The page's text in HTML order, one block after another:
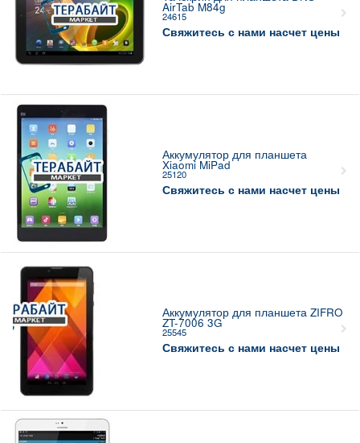
AirTab M84g
24615
Свяжитесь с нами насчет цены
Аккумулятор для планшета
Xiaomi MiPad
25120
Свяжитесь с нами насчет цены
Аккумулятор для планшета ZIFRO
ZT-7006 3G
25545
Свяжитесь с нами насчет цены